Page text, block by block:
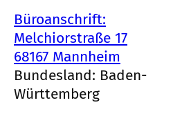
Büroanschrift:
Melchiorstraße 17
68167 Mannheim
Bundesland: Baden-
Württemberg